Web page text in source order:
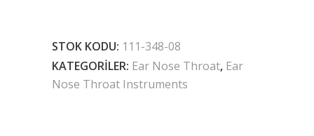
STOK KODU: 111-348-08
KATEGORILER: Ear Nose Throat, Ear
Nose Throat Instruments